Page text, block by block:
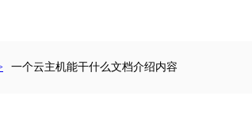
一个云主机能干什么文档介绍内容